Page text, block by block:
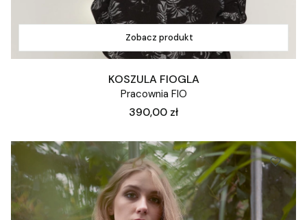
Zobacz produkt
KOSZULA FIOGLA
Pracownia FIO
Cena
390,00 zł